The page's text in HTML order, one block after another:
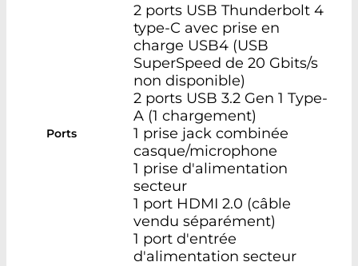
Ports
2 ports USB Thunderbolt 4
type-C avec prise en
charge USB4 (USB
SuperSpeed de 20 Gbits/s
non disponible)
2 ports USB 3.2 Gen 1 Type-
A (1 chargement)
1 prise jack combinée
casque/microphone
1 prise d'alimentation
secteur
1 port HDMI 2.0 (câble
vendu séparément)
1 port d'entrée
d'alimentation secteur